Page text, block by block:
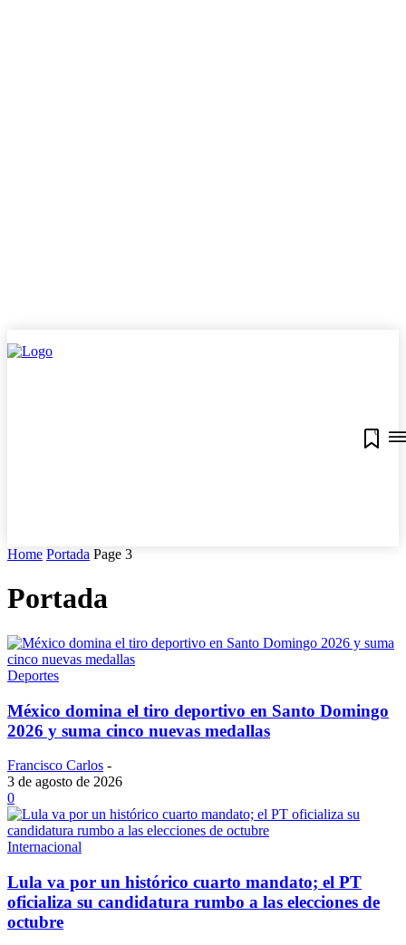
0
Home Portada Page 3
Portada
Deportes
México domina el tiro deportivo en Santo Domingo
2026 y suma cinco nuevas medallas
Francisco Carlos -
3 de agosto de 2026
0
Internacional
Lula va por un histórico cuarto mandato; el PT
oficializa su candidatura rumbo a las elecciones de
octubre